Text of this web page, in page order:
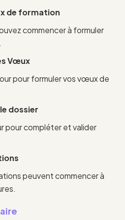
de formation
commencer à formuler
Vœux
pour formuler vos vœux de
dossier
pour compléter et valider
peuvent commencer à